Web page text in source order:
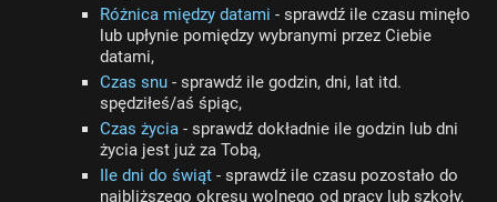
Różnica między datami - sprawdź ile czasu minęło
lub upłynie pomiędzy wybranymi przez Ciebie
datami,
Czas snu - sprawdź ile godzin, dni, lat itd.
spędziłeś/aś śpiąc,
Czas życia - sprawdź dokładnie ile godzin lub dni
życia jest już za Tobą,
Ile dni do świąt - sprawdź ile czasu pozostało do
najbliższego okresu wolnego od pracy lub szkoły,